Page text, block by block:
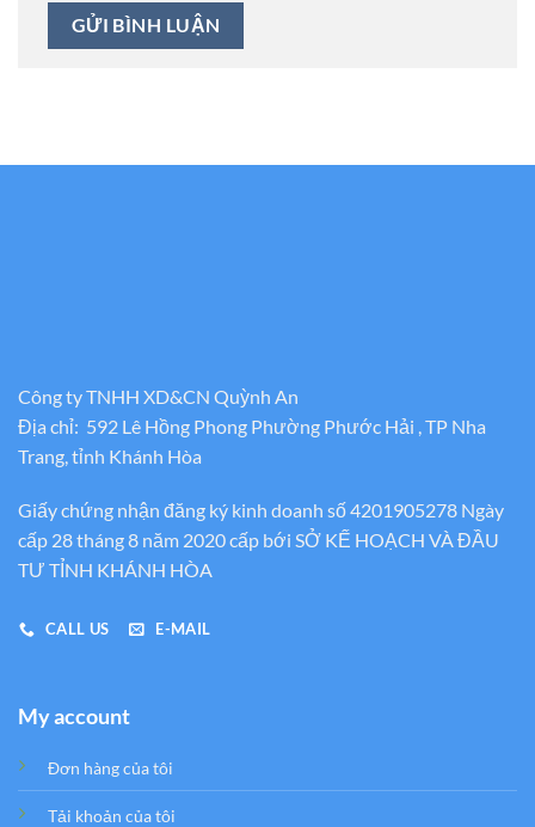
Công ty TNHH XD&CN Quỳnh An
Địa chỉ: 592 Lê Hồng Phong Phường Phước Hải , TP Nha
Trang, tỉnh Khánh Hòa
Giấy chứng nhận đăng ký kinh doanh số 4201905278 Ngày
cấp 28 tháng 8 năm 2020 cấp bới SỞ KẾ HOẠCH VÀ ĐẦU
TƯ TỈNH KHÁNH HÒA
CALL US E-MAIL
My account
Đơn hàng của tôi
Tải khoản của tôi